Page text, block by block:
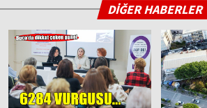
DİĞER HABERLER